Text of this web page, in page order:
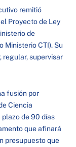
remitió
Proyecto de Ley
de
Ministerio CTI). Su
regular, supervisar
fusión por
Ciencia
de 90 días
que afinará
presupuesto que